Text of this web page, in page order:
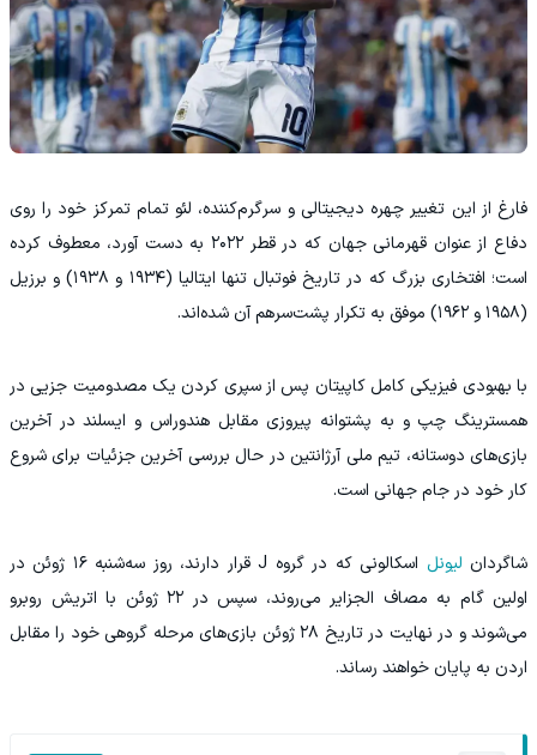
فارغ از این تغییر چهره دیجیتالی و سرگرم‌کننده، لئو تمام تمرکز خود را روی
دفاع از عنوان قهرمانی جهان که در قطر ۲۰۲۲ به دست آورد، معطوف کرده
است؛ افتخاری بزرگ که در تاریخ فوتبال تنها ایتالیا (۱۹۳۴ و ۱۹۳۸) و برزیل
(۱۹۵۸ و ۱۹۶۲) موفق به تکرار پشت‌سرهم آن شده‌اند.
با بهبودی فیزیکی کامل کاپیتان پس از سپری کردن یک مصدومیت جزیی در
همسترینگ چپ و به پشتوانه پیروزی مقابل هندوراس و ایسلند در آخرین
بازی‌های دوستانه، تیم ملی آرژانتین در حال بررسی آخرین جزئیات برای شروع
کار خود در جام جهانی است.
شاگردان لیونل
اسکالونی که در گروه J قرار دارند، روز سه‌شنبه ۱۶ ژوئن در
اولین گام به مصاف الجزایر می‌روند، سپس در ۲۲ ژوئن با اتریش روبرو
می‌شوند و در نهایت در تاریخ ۲۸ ژوئن بازی‌های مرحله گروهی خود را مقابل
اردن به پایان خواهند رساند.